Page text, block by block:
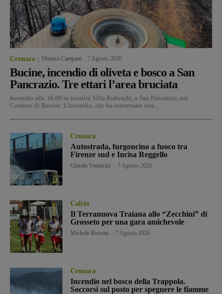
Cronaca Monica Campani 7 Agosto 2026
Bucine, incendio di oliveta e bosco a San
Pancrazio. Tre ettari l’area bruciata
Incendio alle 16.00 in località Villa Rubeschi, a San Pancrazio, nel
Comune di Bucine. L'incendio, che ha interessato una...
Cronaca
Autostrada, furgoncino a fuoco tra
Firenze sud e Incisa Reggello
Glenda Venturini 7 Agosto 2026
Calcio
Il Terranuova Traiana allo “Zecchini” di
Grosseto per una gara amichevole
Michele Bossini 7 Agosto 2026
Cronaca
Incendio nel bosco della Trappola.
Soccorsi sul posto per spegnere le fiamme